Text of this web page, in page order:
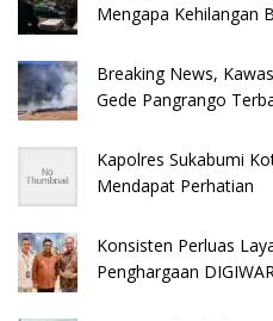
Mengapa Kehilangan
Breaking News,
Gede Pangrango
Kapolres Sukabumi
Mendapat Perhatian
Konsisten Perluas
Penghargaan